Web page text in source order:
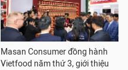
Masan Consumer đồng hành
Vietfood năm thứ 3, giới thiệu